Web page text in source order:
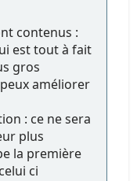
contenus :
est tout à fait
gros
améliorer
: ce ne sera
plus
la première
ci